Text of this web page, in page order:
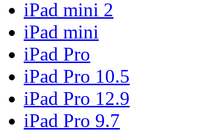
iPad mini 2
iPad mini
iPad Pro
iPad Pro 10.5
iPad Pro 12.9
iPad Pro 9.7